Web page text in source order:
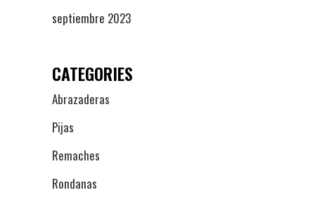
septiembre 2023
CATEGORIES
Abrazaderas
Pijas
Remaches
Rondanas